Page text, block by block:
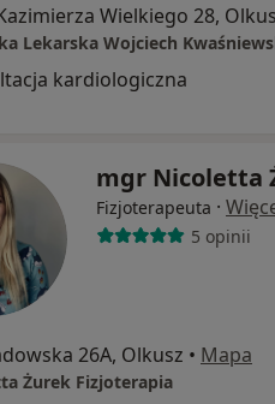
Wielkiego 28,
Lekarska Wojciech
kardiologiczna
mgr Nicoletta
Fizjoterapeuta ·
5 opinii
26A, Olkusz • Mapa
Żurek Fizjoterapia